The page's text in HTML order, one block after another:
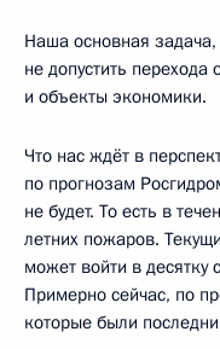
Наша основная
не допустить
и объекты экономики.
Что нас ждёт в
по прогнозам
не будет. То есть в
летних пожаров.
может войти в десятку
Примерно сейчас, по
которые были